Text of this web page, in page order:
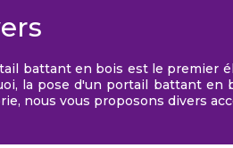
battant en bois est le premier
la pose d'un portail battant en
nous vous proposons divers